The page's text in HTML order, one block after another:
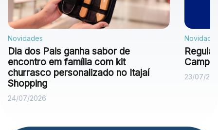
Novidades
Dia dos Pais ganha sabor de
encontro em família com kit
churrasco personalizado no Itajaí
Shopping
24/07/2026
23/07/